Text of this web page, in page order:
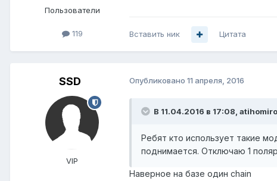
Пользователи
119 Вставить ник Цитата
SSD
VIP
Опубликовано 11 апреля, 2016
В 11.04.2016 в 17:08,
Ребят кто использует такие
поднимается. Отключаю 1
Наверное на базе один chain